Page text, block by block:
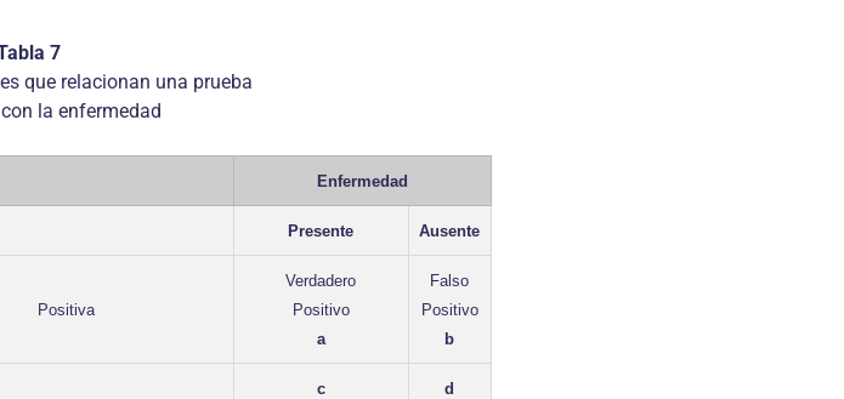
7
que relacionan una prueba
la enfermedad
Enfermedad
Presente Ausente
Positiva
Verdadero
Positivo
a
Falso
Positivo
b
c
d